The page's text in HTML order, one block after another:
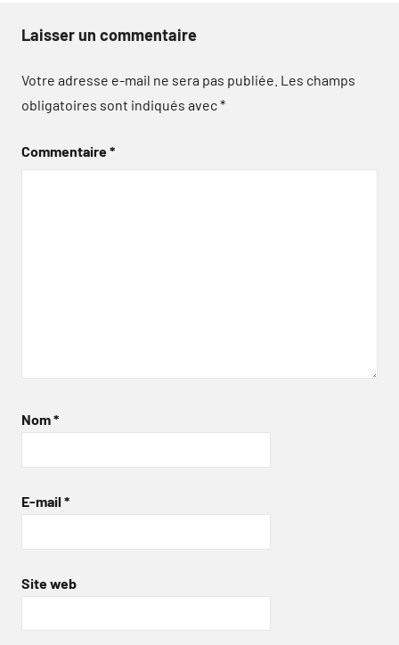
Laisser un commentaire
Votre adresse e-mail ne sera pas publiée. Les champs
obligatoires sont indiqués avec*
Commentaire*
Nom*
E-mail *
Site web